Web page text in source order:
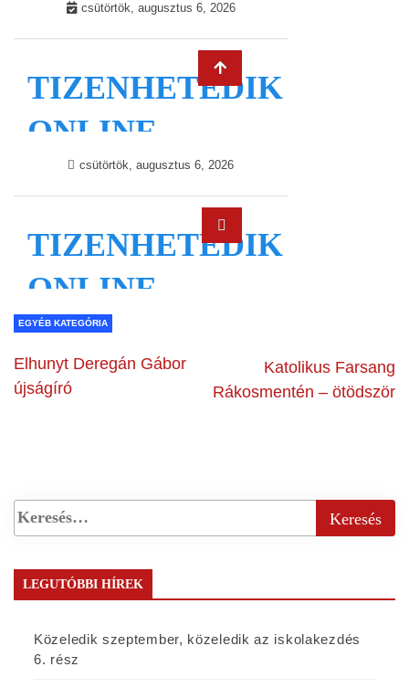
EGYÉB KATEGÓRIA
Elhunyt Deregán Gábor
újságíró
Katolikus Farsang
Rákosmentén – ötödször
LEGUTÓBBI HÍREK
Közeledik szeptember, közeledik az iskolakezdés
6. rész